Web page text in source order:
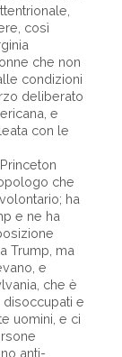
così
che non
condizioni
deliberato
e
con le
che
ha
e ne ha
Trump, ma
e
che è
disoccupati e
uomini, e ci
anti-